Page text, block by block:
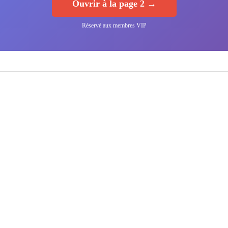
Ouvrir à la page 2 →
Réservé aux membres VIP